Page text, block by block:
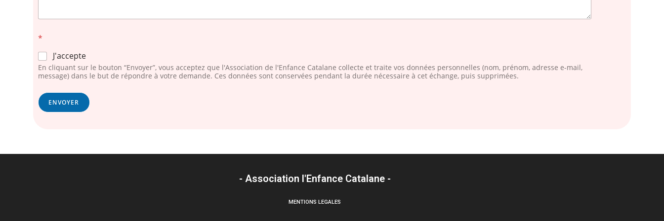
*
J'accepte
En cliquant sur le bouton “Envoyer”, vous acceptez que l'Association de l'Enfance Catalane collecte et traite vos données personnelles (nom, prénom, adresse e-mail,
message) dans le but de répondre à votre demande. Ces données sont conservées pendant la durée nécessaire à cet échange, puis supprimées.
ENVOYER
- Association l'Enfance Catalane -
MENTIONS LEGALES